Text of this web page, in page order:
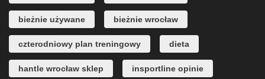
bieżnie używane bieżnie wrocław
czterodniowy plan treningowy dieta
hantle wrocław sklep insportline opinie